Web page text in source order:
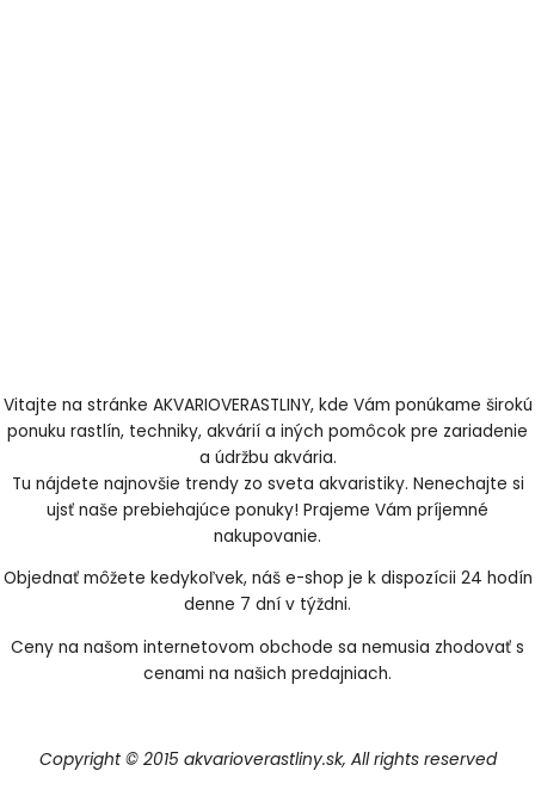
Vitajte na stránke AKVARIOVERASTLINY, kde Vám ponúkame širokú
ponuku rastlín, techniky, akvárií a iných pomôcok pre zariadenie
a údržbu akvária.
Tu nájdete najnovšie trendy zo sveta akvaristiky. Nenechajte si
ujsť naše prebiehajúce ponuky! Prajeme Vám príjemné
nakupovanie.
Objednať môžete kedykoľvek, náš e-shop je k dispozícii 24 hodín
denne 7 dní v týždni.
Ceny na našom internetovom obchode sa nemusia zhodovať s
cenami na našich predajniach.
Copyright © 2015 akvarioverastliny.sk, All rights reserved